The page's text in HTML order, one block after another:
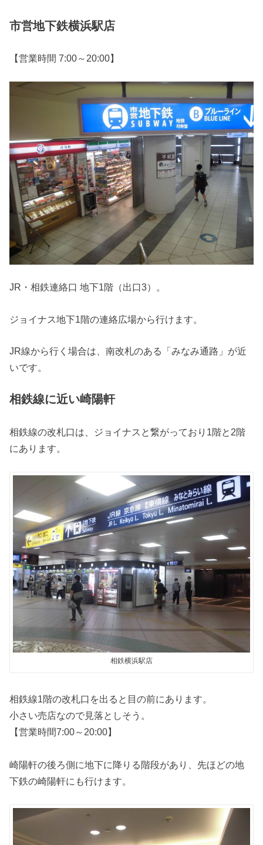
市営地下鉄横浜駅店
【営業時間 7:00～20:00】
JR・相鉄連絡口 地下1階（出口3）。
ジョイナス地下1階の連絡広場から行けます。
JR線から行く場合は、南改札のある「みなみ通路」が近
いです。
相鉄線に近い崎陽軒
相鉄線の改札口は、ジョイナスと繋がっており1階と2階
にあります。
相鉄横浜駅店
相鉄線1階の改札口を出ると目の前にあります。
小さい売店なので見落としそう。
【営業時間7:00～20:00】
崎陽軒の後ろ側に地下に降りる階段があり、先ほどの地
下鉄の崎陽軒にも行けます。